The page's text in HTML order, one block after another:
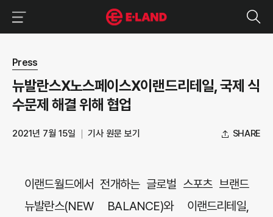
뉴스 상세보기
Press
뉴발란스X노스페이스X이랜드리테일, 국제 식
수문제 해결 위해 협업
2021년 7월 15일 기사 원문 보기 SHARE
이랜드월드에서 전개하는 글로벌 스포츠 브랜드
뉴발란스(NEW BALANCE)와 이랜드리테일,